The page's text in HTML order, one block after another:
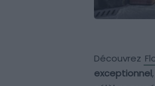
Découvrez
exceptionnel